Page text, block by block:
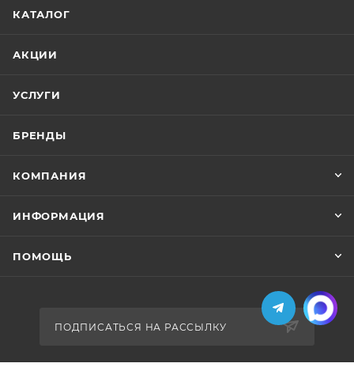
КАТАЛОГ
АКЦИИ
УСЛУГИ
БРЕНДЫ
КОМПАНИЯ
ИНФОРМАЦИЯ
ПОМОЩЬ
ПОДПИСАТЬСЯ НА РАССЫЛКУ